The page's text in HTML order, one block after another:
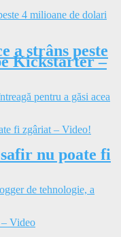
a strâns peste
Kickstarter –
pentru a găsi acea
nu poate fi
de tehnologie, a